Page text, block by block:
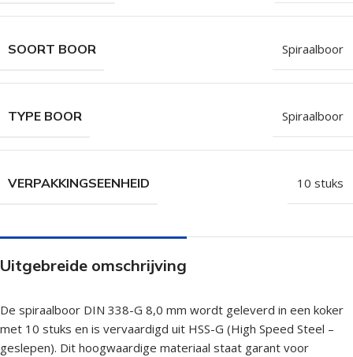
SOORT BOOR Spiraalboor
TYPE BOOR Spiraalboor
VERPAKKINGSEENHEID 10 stuks
Uitgebreide omschrijving
De spiraalboor DIN 338-G 8,0 mm wordt geleverd in een koker
met 10 stuks en is vervaardigd uit HSS-G (High Speed Steel –
geslepen). Dit hoogwaardige materiaal staat garant voor